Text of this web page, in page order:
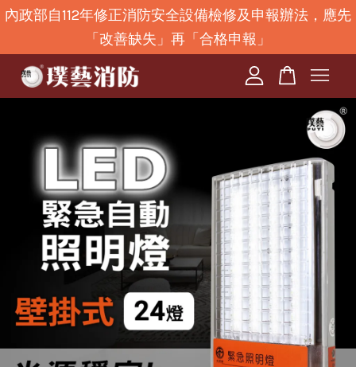
內政部自112年修正消防安全設備檢修及申報辦法，應先
「改善缺失」再「合格申報」
您的購物車目前還是空的。